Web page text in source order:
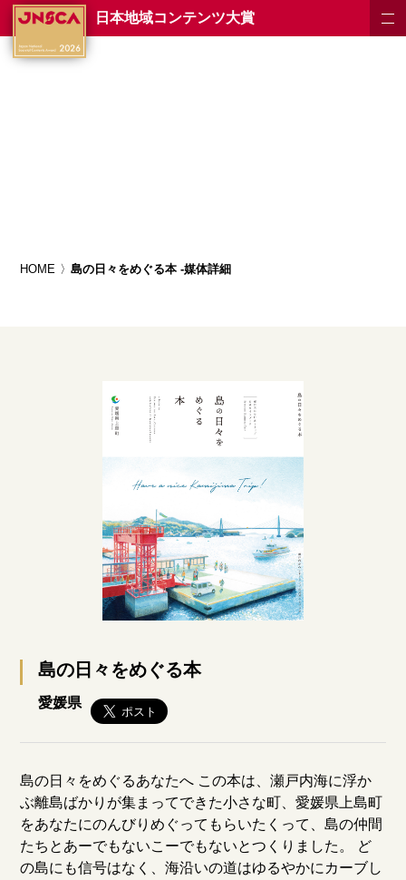
日本地域コンテンツ大賞
HOME 島の日々をめぐる本 -媒体詳細
島の日々をめぐる本
愛媛県
島の日々をめぐるあなたへ この本は、瀬戸内海に浮か
ぶ離島ばかりが集まってできた小さな町、愛媛県上島町
をあなたにのんびりめぐってもらいたくって、島の仲間
たちとあーでもないこーでもないとつくりました。 ど
の島にも信号はなく、海沿いの道はゆるやかにカーブし